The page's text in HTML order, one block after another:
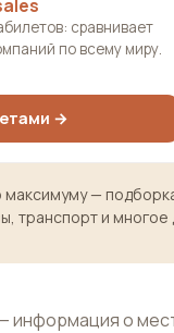
сравнивает
по всему миру.
→
—
транспорт и многое
информация о